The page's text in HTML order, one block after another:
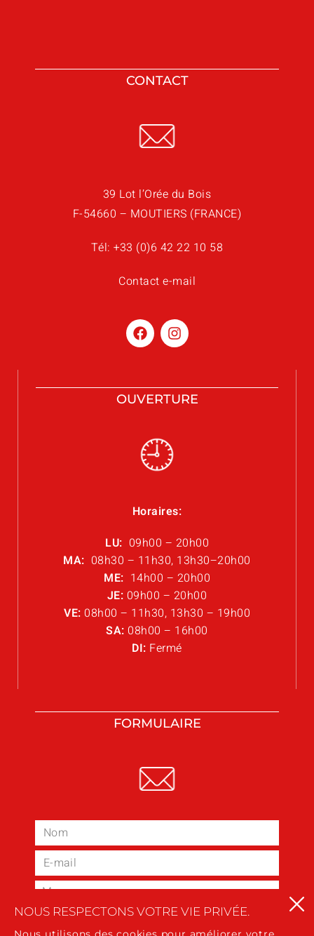
NOUS RESPECTONS VOTRE VIE PRIVÉE.
CONTACT
39 Lot l’Orée du Bois
F-54660 – MOUTIERS (FRANCE)
Tél:+33 (0)6 42 22 10 58
Contact e-mail
OUVERTURE
Horaires:
LU: 09h00 – 20h00
MA: 08h30 – 11h30, 13h30–20h00
ME: 14h00 – 20h00
JE: 09h00 – 20h00
VE: 08h00 – 11h30, 13h30 – 19h00
SA: 08h00 – 16h00
DI: Fermé
FORMULAIRE